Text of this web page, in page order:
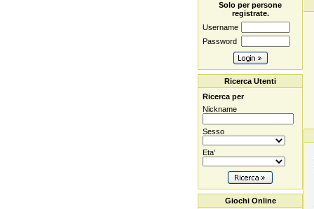
Solo per persone
registrate.
Username
Password
Ricerca Utenti
Ricerca per
Nickname
Sesso
Eta'
Giochi Online